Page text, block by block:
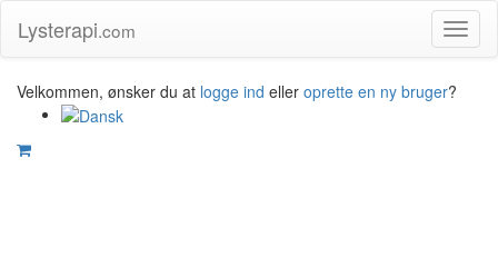
Lysterapi.com
Velkommen, ønsker du at logge ind eller oprette en ny bruger?